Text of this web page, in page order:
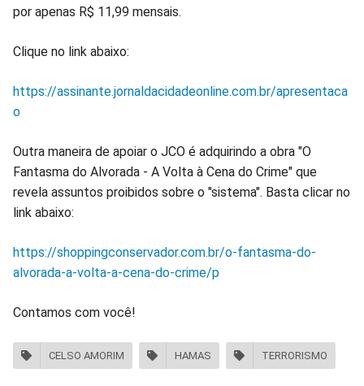
por apenas R$ 11,99 mensais.
Clique no link abaixo:
https://assinante.jornaldacidadeonline.com.br/apresentaca
o
Outra maneira de apoiar o JCO é adquirindo a obra "O
Fantasma do Alvorada - A Volta à Cena do Crime" que
revela assuntos proibidos sobre o "sistema". Basta clicar no
link abaixo:
https://shoppingconservador.com.br/o-fantasma-do-
alvorada-a-volta-a-cena-do-crime/p
Contamos com você!
CELSO AMORIM HAMAS TERRORISMO